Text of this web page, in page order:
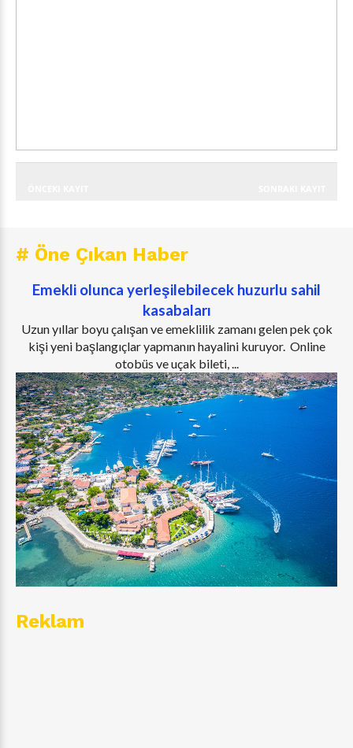
# Öne Çıkan Haber
Emekli olunca yerleşilebilecek huzurlu sahil
kasabaları
Uzun yıllar boyu çalışan ve emeklilik zamanı gelen pek çok
kişi yeni başlangıçlar yapmanın hayalini kuruyor. Online
otobüs ve uçak bileti, ...
Reklam